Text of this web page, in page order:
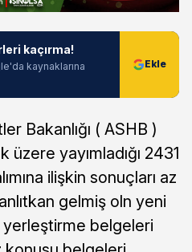
kaçırma!
kaynaklarına
Bakanlığı ( ASHB )
yayımladığı 2431
ilişkin sonuçları az
gelmiş oln yeni
belgeleri